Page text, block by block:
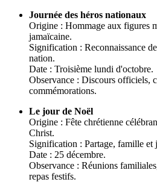
Journée des héros nationaux
Origine : Hommage aux figures
jamaïcaine.
Signification : Reconnaissance
nation.
Date : Troisième lundi d'octobre.
Observance : Discours officiels,
commémorations.
Le jour de Noël
Origine : Fête chrétienne
Christ.
Signification : Partage, famille et
Date : 25 décembre.
Observance : Réunions
repas festifs.